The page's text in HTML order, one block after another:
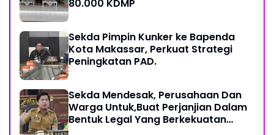
80.000 KDMP
Sekda Pimpin Kunker ke Bapenda
Kota Makassar, Perkuat Strategi
Peningkatan PAD.
Sekda Mendesak, Perusahaan Dan
Warga Untuk,Buat Perjanjian Dalam
Bentuk Legal Yang Berkekuatan